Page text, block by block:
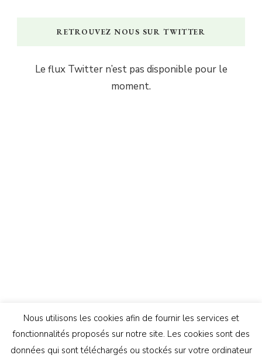
RETROUVEZ NOUS SUR TWITTER
Le flux Twitter n’est pas disponible pour le
moment.
Nous utilisons les cookies afin de fournir les services et
fonctionnalités proposés sur notre site. Les cookies sont des
données qui sont téléchargés ou stockés sur votre ordinateur